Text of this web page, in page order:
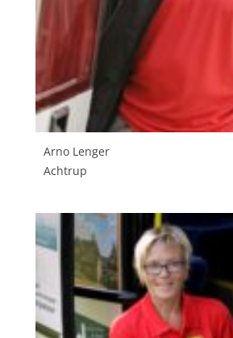
Arno Lenger
Achtrup